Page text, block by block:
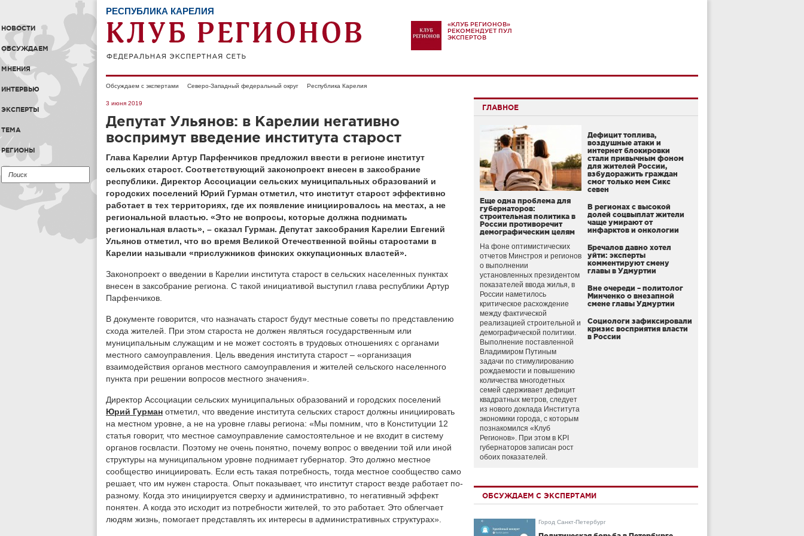
НОВОСТИ
ОБСУЖДАЕМ
МНЕНИЯ
ИНТЕРВЬЮ
ЭКСПЕРТЫ
ТЕМА
РЕГИОНЫ
РЕСПУБЛИКА КАРЕЛИЯ
«КЛУБ РЕГИОНОВ»
РЕКОМЕНДУЕТ ПУЛ
ЭКСПЕРТОВ
Обсуждаем с экспертами Северо-Западный федеральный округ Республика Карелия
3 июня 2019
Депутат Ульянов: в Карелии негативно
воспримут введение института старост
Глава Карелии Артур Парфенчиков предложил ввести в регионе институт
сельских старост. Соответствующий законопроект внесен в заксобрание
республики. Директор Ассоциации сельских муниципальных образований и
городских поселений Юрий Гурман отметил, что институт старост эффективно
работает в тех территориях, где их появление инициировалось на местах, а не
региональной властью. «Это не вопросы, которые должна поднимать
региональная власть», – сказал Гурман. Депутат заксобрания Карелии Евгений
Ульянов отметил, что во время Великой Отечественной войны старостами в
Карелии называли «прислужников финских оккупационных властей».
Законопроект о введении в Карелии института старост в сельских населенных пунктах
внесен в заксобрание региона. С такой инициативой выступил глава республики Артур
Парфенчиков.
В документе говорится, что назначать старост будут местные советы по представлению
схода жителей. При этом староста не должен являться государственным или
муниципальным служащим и не может состоять в трудовых отношениях с органами
местного самоуправления. Цель введения института старост – «организация
взаимодействия органов местного самоуправления и жителей сельского населенного
пункта при решении вопросов местного значения».
Директор Ассоциации сельских муниципальных образований и городских поселений
Юрий Гурман отметил, что введение института сельских старост должны инициировать
на местном уровне, а не на уровне главы региона: «Мы помним, что в Конституции 12
статья говорит, что местное самоуправление самостоятельное и не входит в систему
органов госвласти. Поэтому не очень понятно, почему вопрос о введении той или иной
структуры на муниципальном уровне поднимает губернатор. Это должно местное
сообщество инициировать. Если есть такая потребность, тогда местное сообщество само
решает, что им нужен староста. Опыт показывает, что институт старост везде работает по-
разному. Когда это инициируется сверху и административно, то негативный эффект
понятен. А когда это исходит из потребности жителей, то это работает. Это облегчает
людям жизнь, помогает представлять их интересы в административных структурах».
ГЛАВНОЕ
Еще одна проблема для
губернаторов:
строительная политика в
России противоречит
демографическим целям
На фоне оптимистических
отчетов Минстроя и регионов
о выполнении
установленных президентом
показателей ввода жилья, в
России наметилось
критическое расхождение
между фактической
реализацией строительной и
демографической политики.
Выполнение поставленной
Владимиром Путиным
задачи по стимулированию
рождаемости и повышению
количества многодетных
семей сдерживает дефицит
квадратных метров, следует
из нового доклада Института
экономики города, с которым
познакомился «Клуб
Регионов». При этом в KPI
губернаторов записан рост
обоих показателей.
Дефицит топлива,
воздушные атаки и
интернет блокировки
стали привычным фоном
для жителей России,
взбудоражить граждан
смог только мем Сикс
севен
В регионах с высокой
долей соцвыплат жители
чаще умирают от
инфарктов и онкологии
Бречалов давно хотел
уйти: эксперты
комментируют смену
главы в Удмуртии
Вне очереди – политолог
Минченко о внезапной
смене главы Удмуртии
Социологи зафиксировали
кризис восприятия власти
в России
ОБСУЖДАЕМ С ЭКСПЕРТАМИ
Город Санкт-Петербург